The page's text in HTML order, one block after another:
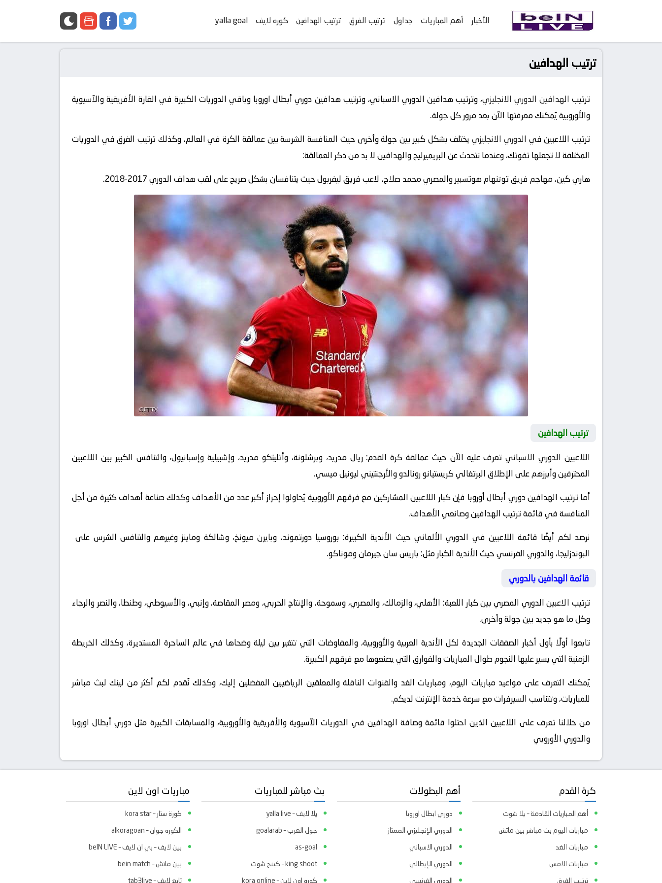
الأخبار أهم المباريات جداول ترتيب الفرق ترتيب الهدافين كوره لايف yalla goal
ترتيب الهدافين
ترتيب الهدافين الدوري الانجليزي، وترتيب هدافين الدوري الاسباني، وترتيب هدافين دوري أبطال اوروبا وباقي الدوريات الكبيرة في القارة الأفريقية والآسيوية
والأوروبية يُمكنك معرفتها الآن بعد مرور كل جولة.
ترتيب اللاعبين في الدوري الانجليزييختلف بشكل كبير بين جولة وأخرى حيث المنافسة الشرسة بين عمالقة الكرة في العالم، وكذلك ترتيب الفرق في الدوريات
المختلفة لا تجعلها تفوتك، وعندما نتحدث عن البريميرليج والهدافين لا بد من ذكر العمالقة:
هاري كين، مهاجم فريق توتنهام هوتسبير والمصري محمد صلاح، لاعب فريق ليفربول حيث يتنافسان بشكل صريح على لقب هداف الدوري 2017-2018.
ترتيب الهدافين
اللاعبين الدوري الاسباني تعرف عليه الآن حيث عمالقة كرة القدم: ريال مدريد، وبرشلونة، وأتليتكو مدريد، وإشبيلية وإسبانيول، والتنافس الكبير بين اللاعبين
المحترفين وأبرزهم على الإطلاق البرتغالي كريستيانو رونالدو والأرجنتيني ليونيل ميسي.
أما ترتيب الهدافين دوري أبطال أوروبا فإن كبار اللاعبين المشاركين مع فرقهم الأوروبية يُحاولوا إحراز أكبر عدد من الأهداف وكذلك صناعة أهداف كثيرة من أجل
المنافسة في قائمة ترتيب الهدافين وصانعي الأهداف.
نرصد لكم أيضًا قائمة اللاعبين في الدوري الألماني حيث الأندية الكبيرة: بوروسيا دورتموند، وبايرن ميونخ، وشالكة وماينز وغيرهم والتنافس الشرس على
البوندزليجا، والدوري الفرنسي حيث الأندية الكبار مثل: باريس سان جيرمان وموناكو.
قائمة الهدافين بالدوري
ترتيب الاعبين الدوري المصري بين كبار اللعبة: الأهلي، والزمالك، والمصري، وسموحة، والإنتاج الحربي، ومصر المقاصة، وإنبي، والأسيوطي، وطنطا، والنصر والرجاء
وكل ما هو جديد بين جولة وأخرى.
تابعوا أولًا بأول أخبار الصفقات الجديدة لكل الأندية العربية والأوروبية، والمفاوضات التي تتغير بين ليلة وضحاها في عالم الساحرة المستديرة، وكذلك الخريطة
الزمنية التي يسير عليها النجوم طوال المباريات والفوارق التي يصنعوها مع فرقهم الكبيرة.
يُمكنك التعرف على مواعيد مباريات اليوم، ومباريات الغد والقنوات الناقلة والمعلقين الرياضيين المفضلين إليك، وكذلك نُقدم لكم أكثر من لينك لبث مباشر
للمباريات، وتتناسب السيرفرات مع سرعة خدمة الإنترنت لديكم.
من خلالنا تعرف على اللاعبين الذين احتلوا قائمة وصافة الهدافين في الدوريات الآسيوية والأفريقية والأوروبية، والمسابقات الكبيرة مثل دوري أبطال اوروبا
والدوري الأوروبي
كرة القدم
أهم المباريات القادمة – يلا شوت
مباريات اليوم بث مباشر بين ماتش
مباريات الغد
مباريات الامس
ترتيب الفرق
أهم البطولات
دوري ابطال اوروبا
الدوري الإنجليزي الممتاز
الدوري الاسباني
الدوري الإيطالي
الدوري الفرنسي
بث مباشر للمباريات
يلا لايف – yalla live
جول العرب – goalarab
as-goal
king shoot – كينج شوت
كوره اون لاين – kora online
مباريات اون لاين
كورة ستار – kora star
الكوره جوان – alkoragoan
بين لايف – بي ان لايف – beIN LIVE
بين ماتش – bein match
تابع لايف – tab3live